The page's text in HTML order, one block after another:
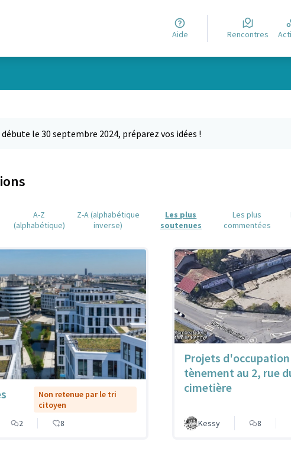
Aide Rencontres
le 30 septembre 2024, préparez vos idées !
A-Z
(alphabétique)
Z-A (alphabétique
inverse)
Les plus
soutenues
Les plus
commentées
Non retenue par le tri
citoyen
2 8
Projets
tènement au 2, rue
cimetière
Kessy 8